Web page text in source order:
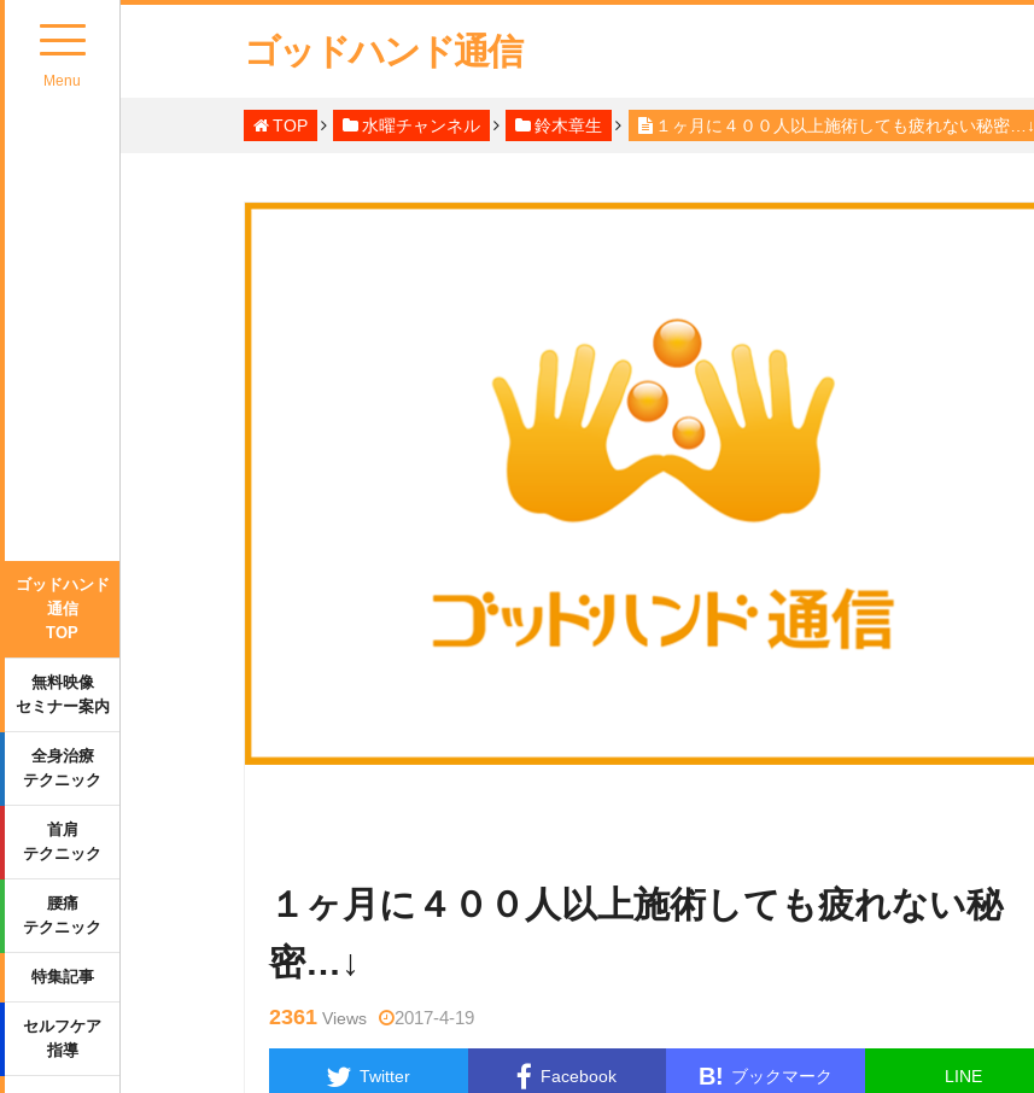
Menu
ゴッドハンド
通信
TOP
無料映像
セミナー案内
全身治療
テクニック
首肩
テクニック
腰痛
テクニック
特集記事
セルフケア
指導
ゴッドハンド通信
TOP 水曜チャンネル 鈴木章生 １ヶ月に４００人以上施術しても疲れない秘密…↓
１ヶ月に４００人以上施術しても疲れない秘
密…↓
2361 Views 2017-4-19
Twitter Facebook B! ブックマーク LINE